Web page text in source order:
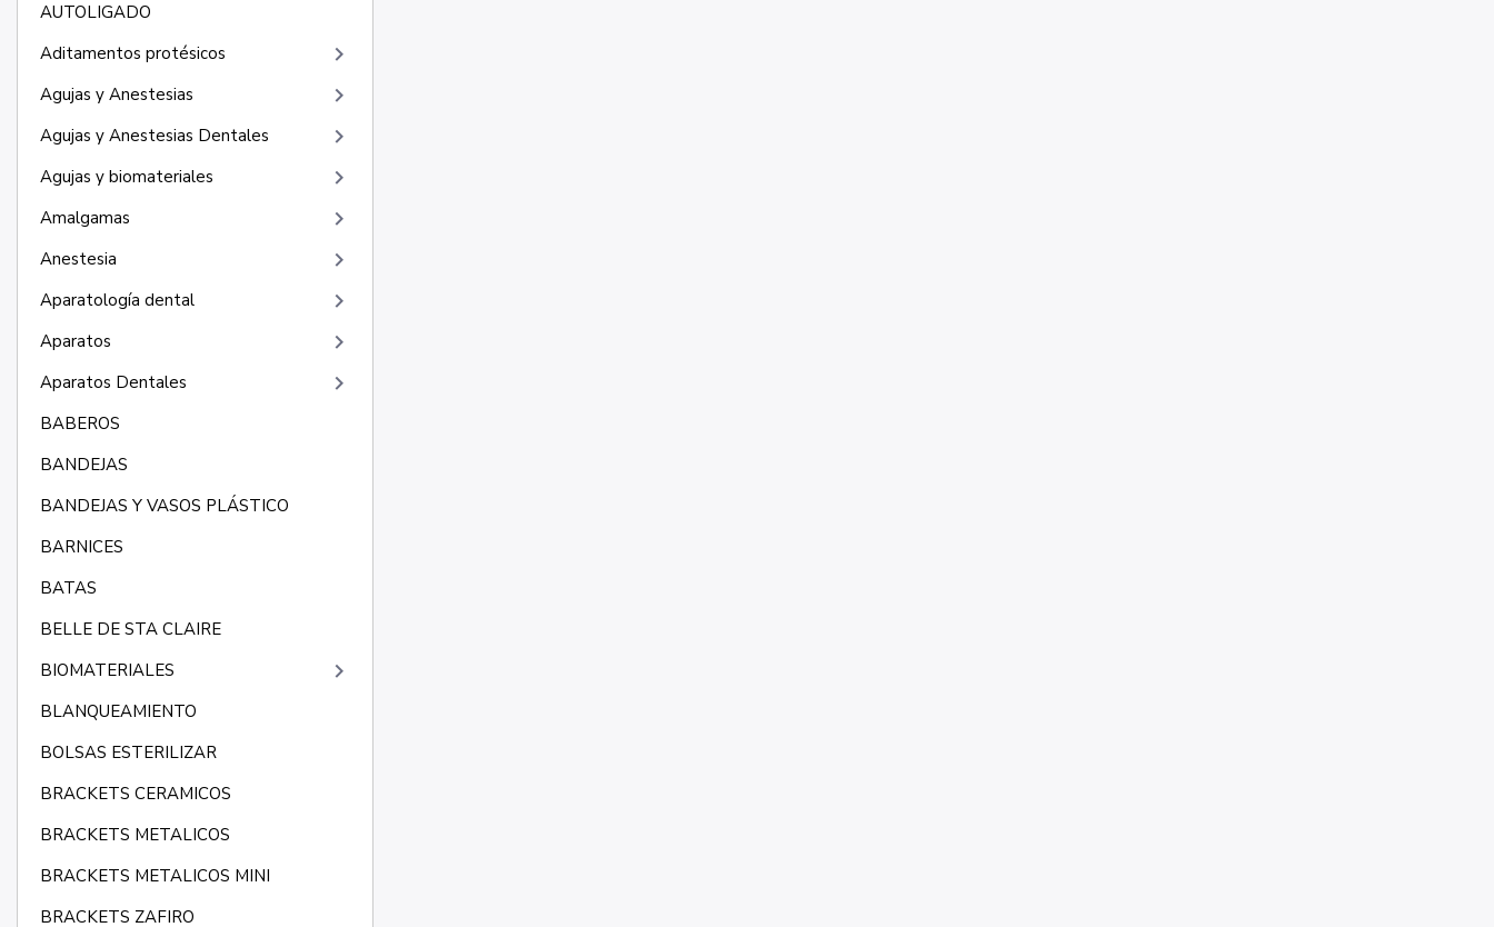
AUTOLIGADO
Aditamentos protésicos
keyboard_arrow_right
Agujas y Anestesias keyboard_arrow_right
Agujas y Anestesias Dentales keyboard_arrow_right
Agujas y biomateriales keyboard_arrow_right
Amalgamas keyboard_arrow_right
Anestesia keyboard_arrow_right
Aparatología dental keyboard_arrow_right
Aparatos keyboard_arrow_right
Aparatos Dentales keyboard_arrow_right
BABEROS
BANDEJAS
BANDEJAS Y VASOS PLÁSTICO
BARNICES
BATAS
BELLE DE STA CLAIRE
BIOMATERIALES
keyboard_arrow_right
BLANQUEAMIENTO
BOLSAS ESTERILIZAR
BRACKETS CERAMICOS
BRACKETS METALICOS
BRACKETS METALICOS MINI
BRACKETS ZAFIRO